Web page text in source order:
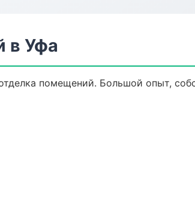
в Уфа
помещений. Большой опыт,